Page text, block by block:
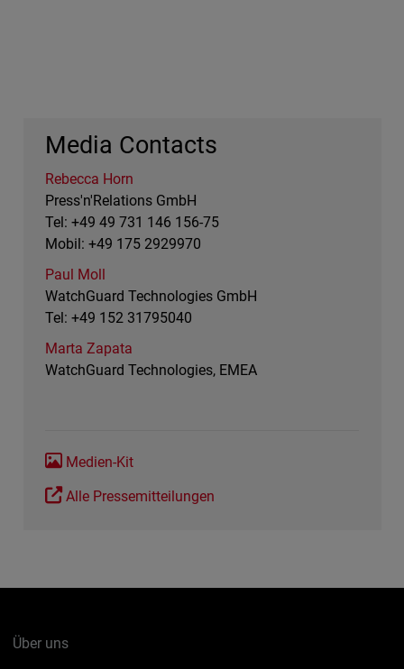
Media Contacts
Rebecca Horn
Press'n'Relations GmbH
Tel: +49 49 731 146 156-75
Mobil: +49 175 2929970
Paul Moll
WatchGuard Technologies GmbH
Tel: +49 152 31795040
Marta Zapata
WatchGuard Technologies, EMEA
Medien-Kit
Alle Pressemitteilungen
Über uns